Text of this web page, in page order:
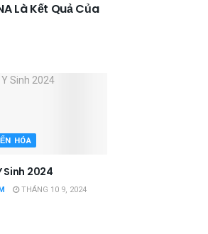
Là Kết Quả Của
HÓA
Sinh 2024
THÁNG 10 9, 2024